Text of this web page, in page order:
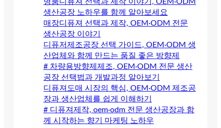
생산공장 노하우를 함께 알아보세요
매장디퓨져 선택과 제작, OEM·ODM 전문
생산공장 이야기
디퓨저제조공장 선택 가이드, OEM·ODM 생
산업체와 함께 만드는 품질 좋은 방향제
# 차량용방향제제조, OEM·ODM 전문 생산
공장 선택법과 개발과정 알아보기
디퓨져도매 시장의 핵심, OEM·ODM 제조공
장과 생산업체를 쉽게 이해하기
# 디퓨져제작, oem·odm 전문 생산공장과 함
께 시작하는 향기 마케팅 노하우